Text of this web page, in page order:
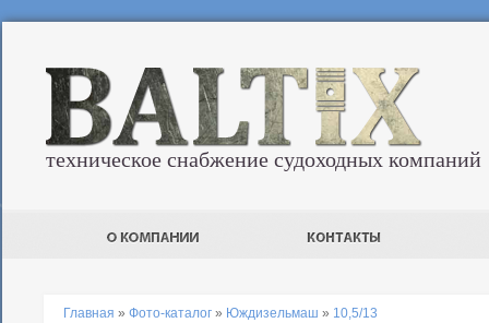
техническое снабжение судоходных компаний
Главная » Фото-каталог » Юждизельмаш » 10,5/13